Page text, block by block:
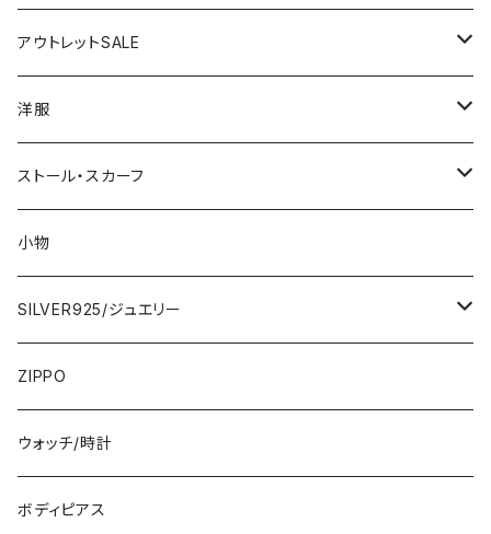
アウトレットSALE
1000円
2000円
3000円
5000円
7000円
洋服
インポートワンピース
ロング・マキシ
ひざ・ミディ
トップス・カーディガン・アウター
カーディガン
イタリア製ジャケット
スカート・パンツ
ストール・スカーフ
大判ストール・ロングスカーフ
小さめスカーフ
コットンストール・スカーフ
冬物・マフラー
小物
SILVER925/ジュエリー
指輪・リング
ネックレス・ペンダントトップ
ピアス・イヤリング
ZIPPO
ウォッチ/時計
ボディピアス